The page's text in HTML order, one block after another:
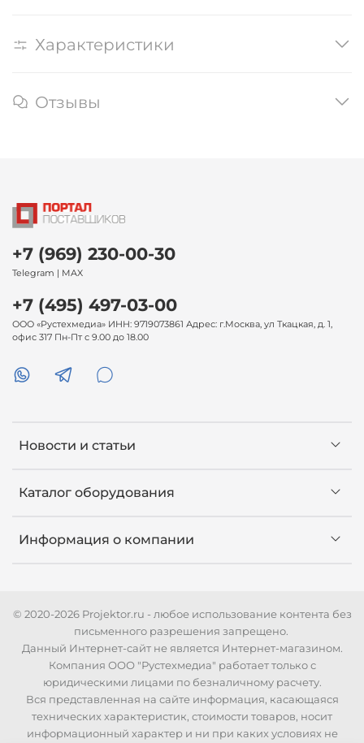
Характеристики
Отзывы
Новости и статьи
Каталог оборудования
Информация о компании
+7 (969) 230-00-30
Telegram | MAX
+7 (495) 497-03-00
ООО «Рустехмедиа» ИНН: 9719073861 Адрес: г.Москва, ул Ткацкая, д. 1,
офис 317 Пн-Пт с 9.00 до 18.00
© 2020-2026 Projektor.ru - любое использование контента без
письменного разрешения запрещено.
Данный Интернет-сайт не является Интернет-магазином.
Компания ООО "Рустехмедиа" работает только с
юридическими лицами по безналичному расчету.
Вся представленная на сайте информация, касающаяся
технических характеристик, стоимости товаров, носит
информационный характер и ни при каких условиях не